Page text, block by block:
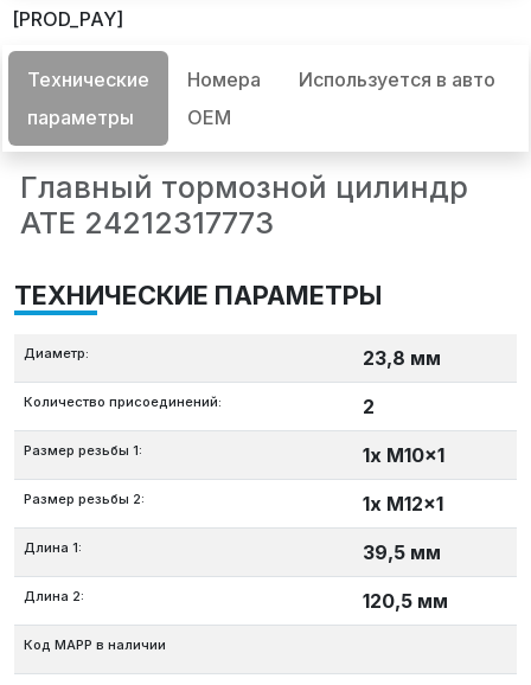
[PROD_PAY]
Технические
параметры
Номера
OEM
Используется в авто
Главный тормозной цилиндр
ATE 24212317773
ТЕХНИЧЕСКИЕ ПАРАМЕТРЫ
Диаметр: 23,8 мм
Количество присоединений: 2
Размер резьбы 1: 1x M10x1
Размер резьбы 2: 1x M12x1
Длина 1: 39,5 мм
Длина 2: 120,5 мм
Код MAPP в наличии